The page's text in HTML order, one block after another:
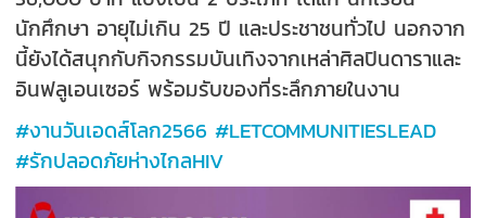
นักศึกษา อายุไม่เกิน 25 ปี และประชาชนทั่วไป นอกจาก
นี้ยังได้สนุกกับกิจกรรมบันเทิงจากเหล่าศิลปินดาราและ
อินฟลูเอนเซอร์ พร้อมรับของที่ระลึกภายในงาน
#งานวันเอดส์โลก2566 #LETCOMMUNITIESLEAD
#รักปลอดภัยห่างไกลHIV